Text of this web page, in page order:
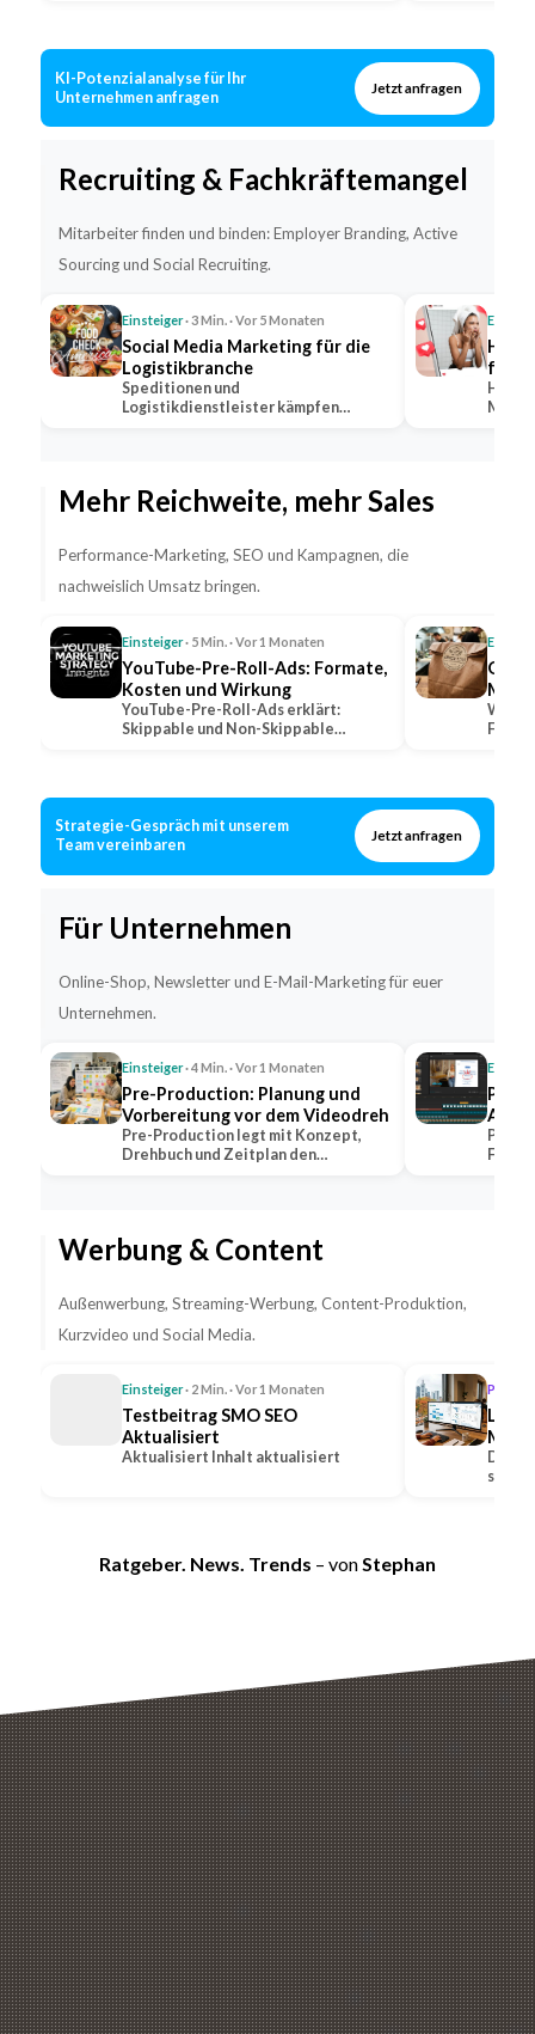
KI-Potenzialanalyse für Ihr
Unternehmen anfragen
Jetzt anfragen
Recruiting & Fachkräftemangel
Mitarbeiter finden und binden: Employer Branding, Active
Sourcing und Social Recruiting.
Einsteiger· 3 Min. · Vor 5 Monaten
Social Media Marketing für die
Logistikbranche
Speditionen und
Logistikdienstleister kämpfen
für
Mehr Reichweite, mehr Sales
Performance-Marketing, SEO und Kampagnen, die
nachweislich Umsatz bringen.
Einsteiger· 5 Min. · Vor 1 Monaten
YouTube-Pre-Roll-Ads: Formate,
Kosten und Wirkung
YouTube-Pre-Roll-Ads erklärt:
Skippable und Non-Skippable
Was
Fast-
Strategie-Gespräch mit unserem
Team vereinbaren
Jetzt anfragen
Für Unternehmen
Online-Shop, Newsletter und E-Mail-Marketing für euer
Unternehmen.
Einsteiger· 4 Min. · Vor 1 Monaten
Pre-Production: Planung und
Vorbereitung vor dem Videodreh
Pre-Production legt mit Konzept,
Drehbuch und Zeitplan den
Post-
Werbung & Content
Außenwerbung, Streaming-Werbung, Content-Produktion,
Kurzvideo und Social Media.
Einsteiger· 2 Min. · Vor 1 Monaten
Testbeitrag SMO SEO
Aktualisiert
Aktualisiert Inhalt aktualisiert
Profi
Die
Ratgeber. News. Trends – von Stephan